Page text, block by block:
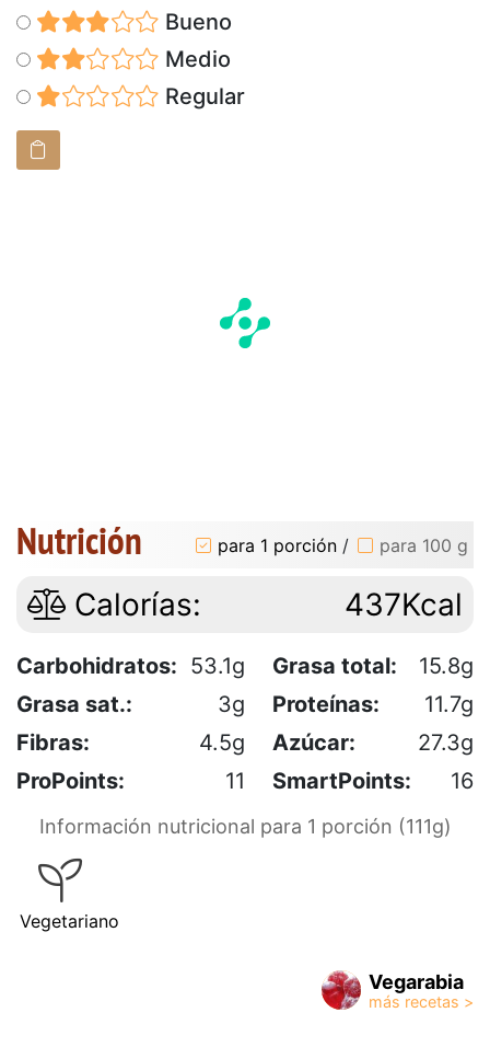
Bueno
Medio
Regular
Nutrición para 1 porción / para 100 g
Calorías: 437Kcal
Carbohidratos: 53.1g Grasa total:
15.8g
Grasa sat.:
3g Proteínas:
11.7g
Fibras:
4.5g Azúcar:
27.3g
ProPoints:
11 SmartPoints: 16
Información nutricional para 1 porción (111g)
Vegetariano
Vegarabia